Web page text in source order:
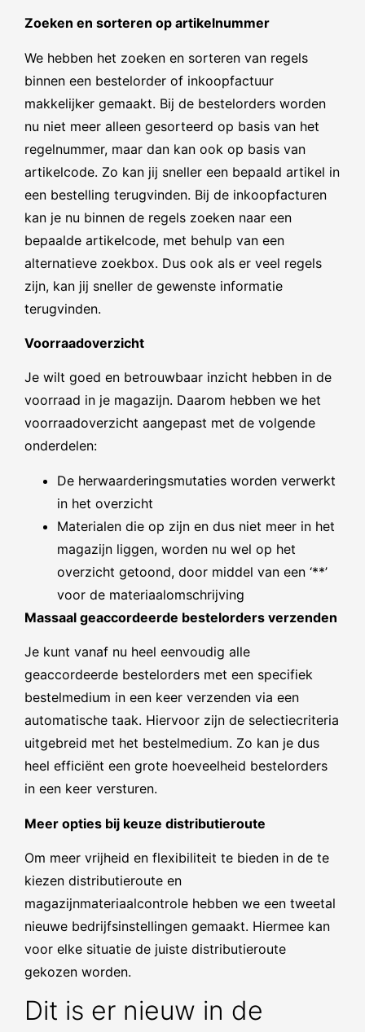
Zoeken en sorteren op artikelnummer
We hebben het zoeken en sorteren van regels
binnen een bestelorder of inkoopfactuur
makkelijker gemaakt. Bij de bestelorders worden
nu niet meer alleen gesorteerd op basis van het
regelnummer, maar dan kan ook op basis van
artikelcode. Zo kan jij sneller een bepaald artikel in
een bestelling terugvinden. Bij de inkoopfacturen
kan je nu binnen de regels zoeken naar een
bepaalde artikelcode, met behulp van een
alternatieve zoekbox. Dus ook als er veel regels
zijn, kan jij sneller de gewenste informatie
terugvinden.
Voorraadoverzicht
Je wilt goed en betrouwbaar inzicht hebben in de
voorraad in je magazijn. Daarom hebben we het
voorraadoverzicht aangepast met de volgende
onderdelen:
De herwaarderingsmutaties worden verwerkt
in het overzicht
Materialen die op zijn en dus niet meer in het
magazijn liggen, worden nu wel op het
overzicht getoond, door middel van een ‘**’
voor de materiaalomschrijving
Massaal geaccordeerde bestelorders verzenden
Je kunt vanaf nu heel eenvoudig alle
geaccordeerde bestelorders met een specifiek
bestelmedium in een keer verzenden via een
automatische taak. Hiervoor zijn de selectiecriteria
uitgebreid met het bestelmedium. Zo kan je dus
heel efficiënt een grote hoeveelheid bestelorders
in een keer versturen.
Meer opties bij keuze distributieroute
Om meer vrijheid en flexibiliteit te bieden in de te
kiezen distributieroute en
magazijnmateriaalcontrole hebben we een tweetal
nieuwe bedrijfsinstellingen gemaakt. Hiermee kan
voor elke situatie de juiste distributieroute
gekozen worden.
Dit is er nieuw in de